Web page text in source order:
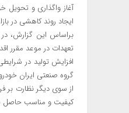
آغاز واگذاری و
ایجاد روند کاهشی در
براساس این گزارش،
تعهدات در موعد مقرر
افزایش تولید در
گروه صنعتی ایران
از سوی دیگر نظارت بر
کیفیت و مناسب حاصل